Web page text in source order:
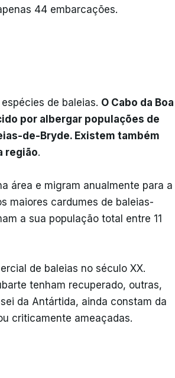
44 embarcações.
de baleias. O Cabo da Boa
por albergar populações de
de-Bryde. Existem também
região.
área e migram anualmente para a
maiores cardumes de baleias-
a sua população total entre 11
de baleias no século XX.
tenham recuperado, outras,
da Antártida, ainda constam da
criticamente ameaçadas.